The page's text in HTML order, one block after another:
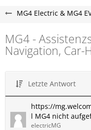
MG4 Electric & MG4
MG4 -
Navigation,
Letzte Antwort
https://
l MG4 nicht
electricMG